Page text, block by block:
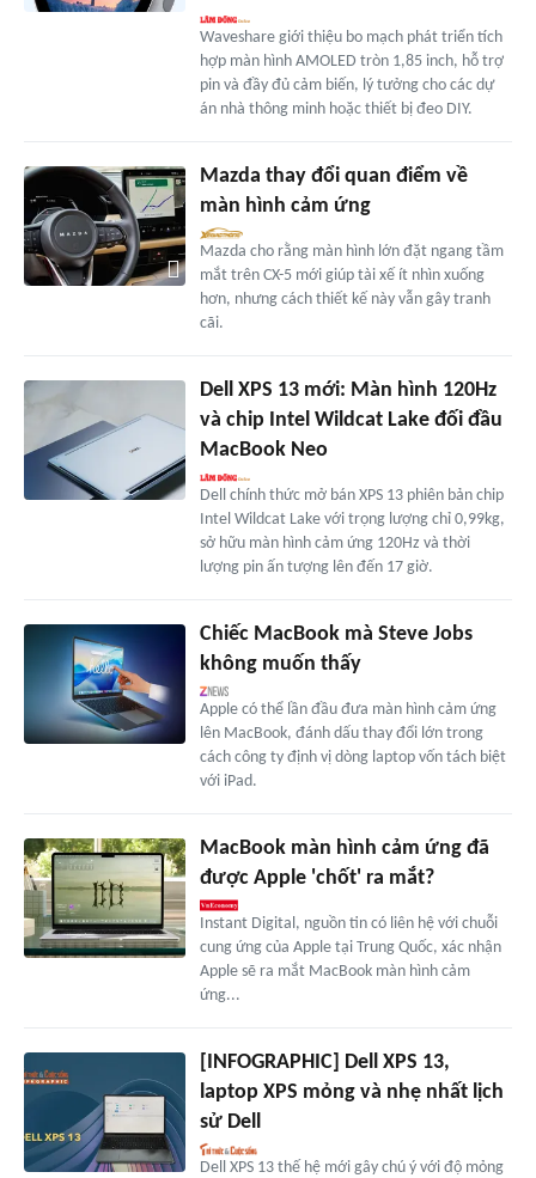
Waveshare giới thiệu bo mạch phát triển tích
hợp màn hình AMOLED tròn 1,85 inch, hỗ trợ
pin và đầy đủ cảm biến, lý tưởng cho các dự
án nhà thông minh hoặc thiết bị đeo DIY.
Mazda thay đổi quan điểm về
màn hình cảm ứng
Mazda cho rằng màn hình lớn đặt ngang tầm
mắt trên CX-5 mới giúp tài xế ít nhìn xuống
hơn, nhưng cách thiết kế này vẫn gây tranh
cãi.
Dell XPS 13 mới: Màn hình 120Hz
và chip Intel Wildcat Lake đối đầu
MacBook Neo
Dell chính thức mở bán XPS 13 phiên bản chip
Intel Wildcat Lake với trọng lượng chỉ 0,99kg,
sở hữu màn hình cảm ứng 120Hz và thời
lượng pin ấn tượng lên đến 17 giờ.
Chiếc MacBook mà Steve Jobs
không muốn thấy
Apple có thể lần đầu đưa màn hình cảm ứng
lên MacBook, đánh dấu thay đổi lớn trong
cách công ty định vị dòng laptop vốn tách biệt
với iPad.
MacBook màn hình cảm ứng đã
được Apple 'chốt' ra mắt?
Instant Digital, nguồn tin có liên hệ với chuỗi
cung ứng của Apple tại Trung Quốc, xác nhận
Apple sẽ ra mắt MacBook màn hình cảm
ứng...
[INFOGRAPHIC] Dell XPS 13,
laptop XPS mỏng và nhẹ nhất lịch
sử Dell
Dell XPS 13 thế hệ mới gây chú ý với độ mỏng